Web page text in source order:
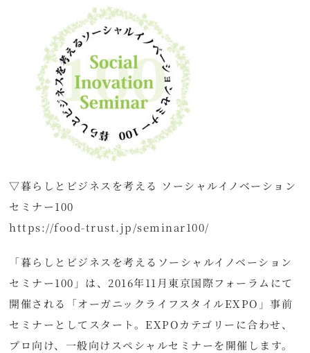
▽暮らしとビジネスを考える ソーシャルイノベーション
セミナー100
https://food-trust.jp/seminar100/
「暮らしとビジネスを考えるソーシャルイノベーション
セミナー100」は、2016年11月東京国際フォーラムにて
開催される「オーガニックライフスタイルEXPO」事前
セミナーとしてスタート。EXPOカテゴリーに合わせ、
プロ向け、一般向けスペシャルセミナーを開催します。